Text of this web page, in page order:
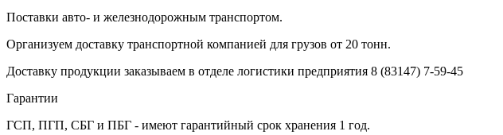
Поставки авто- и железнодорожным транспортом.
Организуем доставку транспортной компанией для грузов от 20 тонн.
Доставку продукции заказываем в отделе логистики предприятия 8 (83147) 7-59-45
Гарантии
ГСП, ПГП, СБГ и ПБГ - имеют гарантийный срок хранения 1 год.